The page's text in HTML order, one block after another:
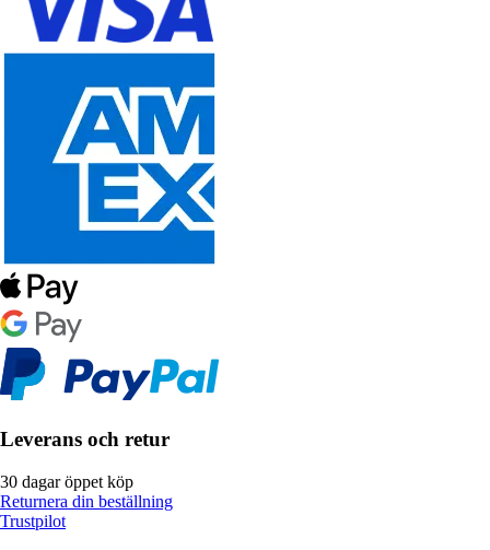
Leverans och retur
30 dagar öppet köp
Returnera din beställning
Trustpilot